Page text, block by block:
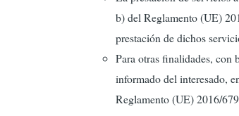
b) del Reglamento (UE)
prestación de dichos
Para otras finalidades, con
informado del interesado,
Reglamento (UE) 2016/